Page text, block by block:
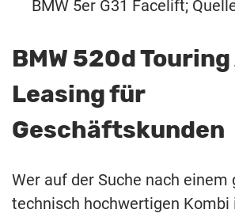
BMW 5er G31 Facelift;
BMW 520d Touring
Leasing für
Geschäftskunden
Wer auf der Suche nach einem
technisch hochwertigen Kombi